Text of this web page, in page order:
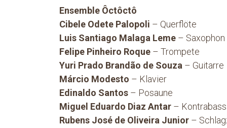
Ensemble Ôctôctô
Cibele Odete Palopoli – Querflöte
Luis Santiago Malaga Leme – Saxophon
Felipe Pinheiro Roque – Trompete
Yuri Prado Brandão de Souza – Guitarre
Márcio Modesto – Klavier
Edinaldo Santos – Posaune
Miguel Eduardo Diaz Antar – Kontrabass
Rubens José de Oliveira Junior –